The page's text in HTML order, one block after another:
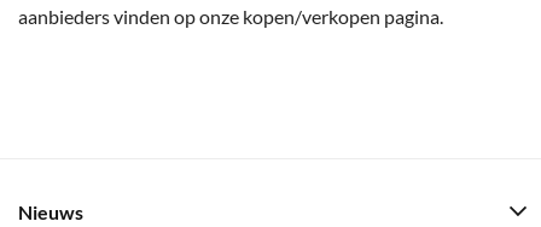
aanbieders vinden op onze kopen/verkopen pagina.
Nieuws